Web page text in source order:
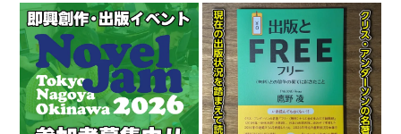
o
n
y o
o
k
s